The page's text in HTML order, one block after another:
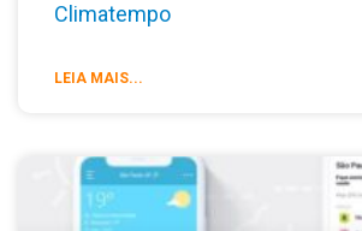
Climatempo
LEIA MAIS...